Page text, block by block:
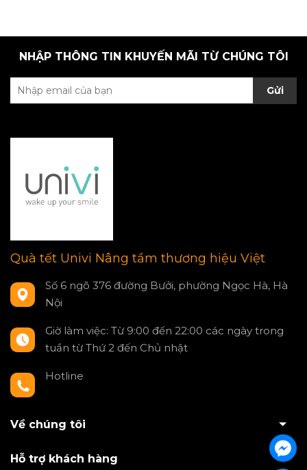
NHẬP THÔNG TIN KHUYẾN MÃI TỪ CHÚNG TÔI
Gửi
Quà tết Univi Nâng tầm thương hiệu Việt
Số 6 ngõ 376 đường Bưởi, phường Ngọc Hà, Hà
Nội
Giờ làm việc: Từ 9:00 đến 22:00 các ngày trong
tuần từ Thứ 2 đến Chủ nhật
Hotline
Về chúng tôi
Hỗ trợ khách hàng